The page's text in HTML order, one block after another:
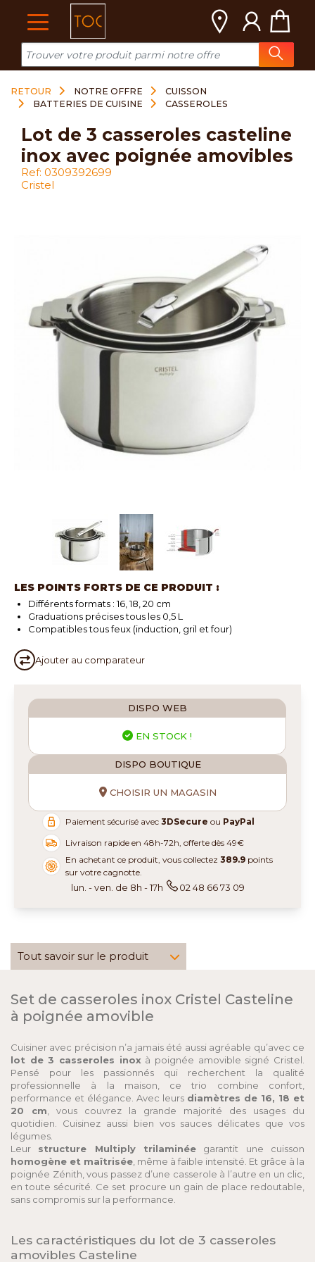
RETOUR NOTRE OFFRE
CUISSON
BATTERIES DE CUISINE
CASSEROLES
LES POINTS FORTS DE CE PRODUIT :
Différents formats : 16, 18, 20 cm
Graduations précises tous les 0,5 L
Compatibles tous feux (induction, gril et four)
Ajouter au comparateur
lot de 3 casseroles casteline
inox avec poignée amovibles
Ref: 0309392699
Cristel
DISPO WEB
EN STOCK !
DISPO BOUTIQUE
CHOISIR UN MAGASIN
Paiement sécurisé avec3DSecure ou PayPal
Livraison rapide en 48h-72h, offerte dès 49€
En achetant ce produit, vous collectez389.9 points
sur votre cagnotte.
lun. - ven. de 8h - 17h 02 48 66 73 09
Tout savoir sur le produit
Set de casseroles inox Cristel Casteline
à poignée amovible
Cuisiner avec précision n’a jamais été aussi agréable qu’avec ce
lot de 3 casseroles inox à poignée amovible signé Cristel.
Pensé pour les passionnés qui recherchent la qualité
professionnelle à la maison, ce trio combine confort,
performance et élégance. Avec leurs diamètres de 16, 18 et
20 cm , vous couvrez la grande majorité des usages du
quotidien. Cuisinez aussi bien vos sauces délicates que vos
légumes.
Leur structure Multiply trilaminée garantit une cuisson
homogène et maîtrisée , même à faible intensité. Et grâce à la
poignée Zénith, vous passez d’une casserole à l’autre en un clic,
en toute sécurité. Ce set procure un gain de place redoutable,
sans compromis sur la performance.
Les caractéristiques du lot de 3 casseroles
amovibles Casteline
Cookies management panel